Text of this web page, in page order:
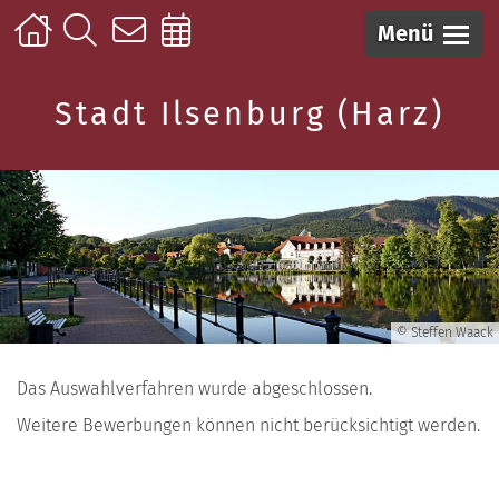
Menü
Stadt Ilsenburg (Harz)
© Steffen Waack
Das Auswahlverfahren wurde abgeschlossen.
Weitere Bewerbungen können nicht berücksichtigt werden.